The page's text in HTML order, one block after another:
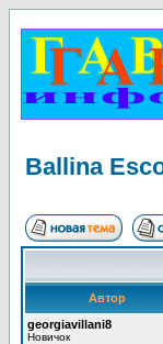
Ballina
Автор
georgiavillani8
Новичок